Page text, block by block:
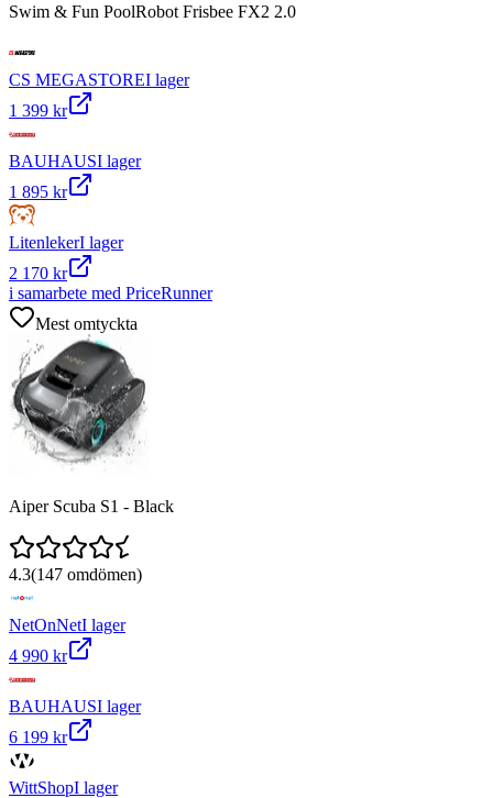
Swim & Fun PoolRobot Frisbee FX2 2.0
CS MEGASTOREI lager
1 399 kr
BAUHAUSI lager
1 895 kr
LitenlekerI lager
2 170 kr
i samarbete med PriceRunner
Mest omtyckta
Aiper Scuba S1 - Black
4.3(147 omdömen)
NetOnNetI lager
4 990 kr
BAUHAUSI lager
6 199 kr
WittShopI lager